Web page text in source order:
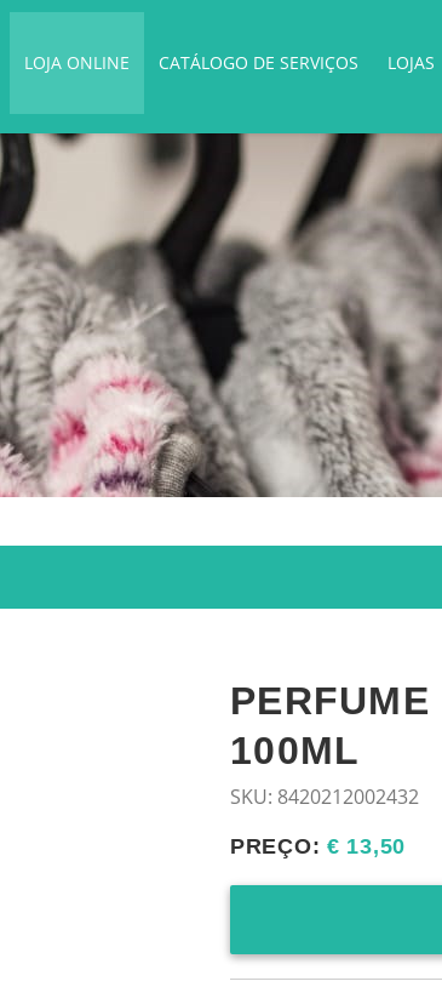
LOJA ONLINE CATÁLOGO DE SERVIÇOS LOJAS
100ML
SKU: 8420212002432
PREÇO:€ 13,50